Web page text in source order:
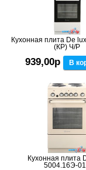
Кухонная плита De
(КР) Ч/Р
939,00р В
Кухонная плита
5004.16Э-